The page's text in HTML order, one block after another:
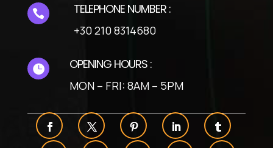
 TELEPHONE NUMBER :
+30 210 8314680
 OPENING HOURS :
MON – FRI: 8AM – 5PM